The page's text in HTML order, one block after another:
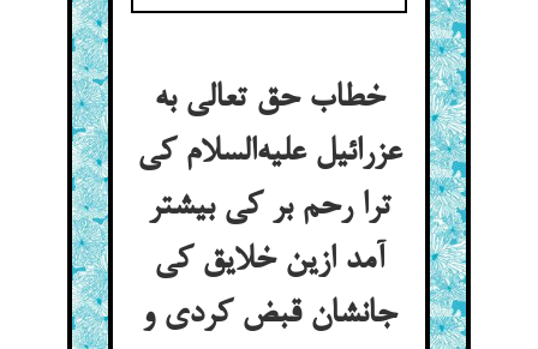
خطاب حق تعالی به
عزرائیل علیه‌السلام کی
ترا رحم بر کی بیشتر
آمد ازین خلایق کی
جانشان قبض کردی و